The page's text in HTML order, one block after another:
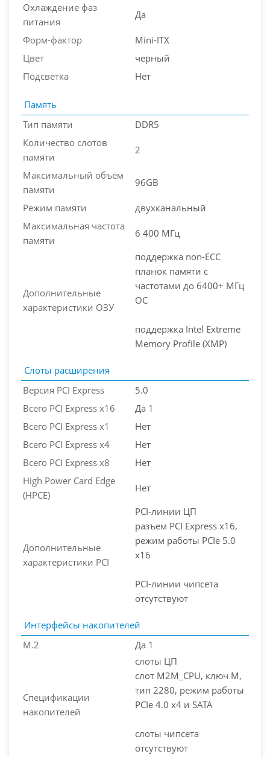
Охлаждение фаз
питания
Да
Форм-фактор
Mini-ITX
Цвет
черный
Подсветка
Нет
Память
Тип памяти
DDR5
Количество слотов
памяти
2
Максимальный объём
памяти
96GB
Режим памяти
двухканальный
Максимальная частота
памяти
6 400 МГц
Дополнительные
характеристики ОЗУ
поддержка non-ECC
планок памяти с
частотами до 6400+ МГц
OC
поддержка Intel Extreme
Memory Profile (XMP)
Слоты расширения
Версия PCI Express
5.0
Всего PCI Express x16
Да 1
Всего PCI Express x1
Нет
Всего PCI Express x4
Нет
Всего PCI Express x8
Нет
High Power Card Edge
(HPCE)
Нет
Дополнительные
характеристики PCI
PCI-линии ЦП
разъем PCI Express x16,
режим работы PCIe 5.0
x16
PCI-линии чипсета
отсутствуют
Интерфейсы накопителей
M.2
Да 1
Спецификации
накопителей
слоты ЦП
слот M2M_CPU, ключ M,
тип 2280, режим работы
PCIe 4.0 x4 и SATA
слоты чипсета
отсутствуют